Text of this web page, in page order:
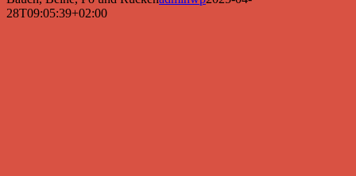
28T09:05:39+02:00